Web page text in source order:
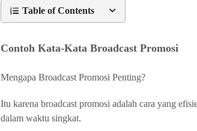
Table of Contents
Contoh Kata-Kata Broadcast Promosi
Mengapa Broadcast Promosi Penting?
Itu karena broadcast promosi adalah cara yang
dalam waktu singkat.